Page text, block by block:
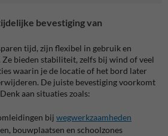
bevestiging van
tijd, zijn flexibel in gebruik en
bieden stabiliteit, zelfs bij wind of veel
waarin je de locatie of het bord later
De juiste bevestiging voorkomt
aan situaties zoals:
bij wegwerkzaamheden
bouwplaatsen en schoolzones